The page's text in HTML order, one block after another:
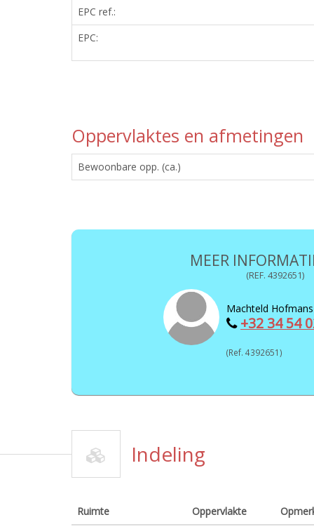
EPC ref.:
EPC:
Oppervlaktes en afmetingen
Bewoonbare opp. (ca.)
MEER
(REF. 4392651)
Machteld Hofmans
+32 34 54
(Ref. 4392651)
Indeling
Ruimte Oppervlakte